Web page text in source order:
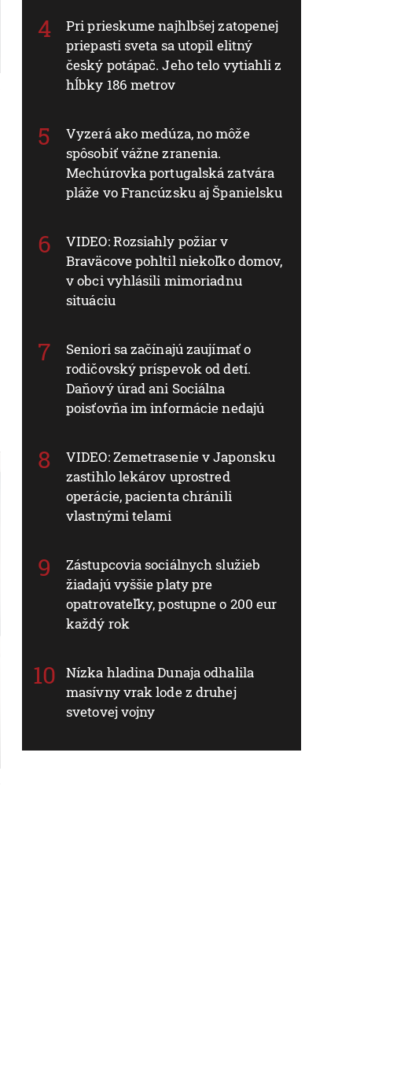
Pri prieskume najhlbšej zatopenej
priepasti sveta sa utopil elitný
český potápač. Jeho telo vytiahli z
hĺbky 186 metrov
Vyzerá ako medúza, no môže
spôsobiť vážne zranenia.
Mechúrovka portugalská zatvára
pláže vo Francúzsku aj Španielsku
VIDEO: Rozsiahly požiar v
Braväcove pohltil niekoľko domov,
v obci vyhlásili mimoriadnu
situáciu
Seniori sa začínajú zaujímať o
rodičovský príspevok od detí.
Daňový úrad ani Sociálna
poisťovňa im informácie nedajú
VIDEO: Zemetrasenie v Japonsku
zastihlo lekárov uprostred
operácie, pacienta chránili
vlastnými telami
Zástupcovia sociálnych služieb
žiadajú vyššie platy pre
opatrovateľky, postupne o 200 eur
každý rok
Nízka hladina Dunaja odhalila
masívny vrak lode z druhej
svetovej vojny